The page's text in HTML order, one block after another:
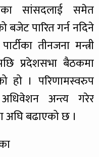
सांसदलाई समेत
पारित गर्न नदिने
तीनजना मन्त्री
प्रदेशसभा बैठकमा
हो । परिणामस्वरुप
अन्त्य गरेर
अघि बढाएको छ ।